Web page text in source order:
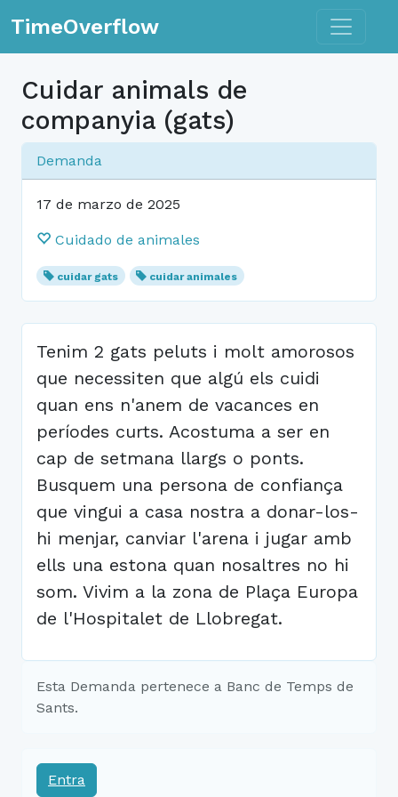
TimeOverflow Toggle
Cuidar animals de
companyia (gats)
Demanda
17 de marzo de 2025
Cuidado de animales
cuidar gats cuidar animales
Tenim 2 gats peluts i molt amorosos
que necessiten que algú els cuidi
quan ens n'anem de vacances en
períodes curts. Acostuma a ser en
cap de setmana llargs o ponts.
Busquem una persona de confiança
que vingui a casa nostra a donar-los-
hi menjar, canviar l'arena i jugar amb
ells una estona quan nosaltres no hi
som. Vivim a la zona de Plaça Europa
de l'Hospitalet de Llobregat.
Esta Demanda pertenece a Banc de Temps de
Sants.
Entra